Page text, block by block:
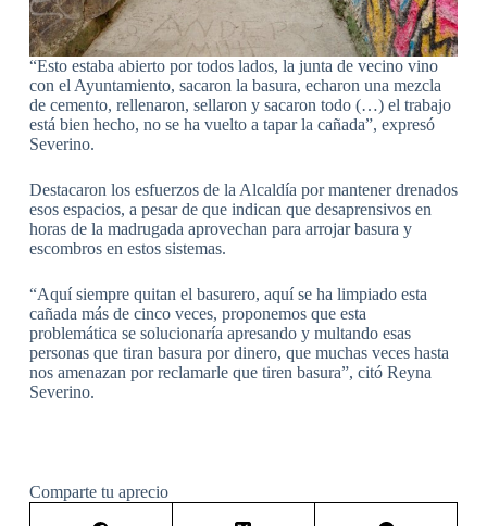
“Esto estaba abierto por todos lados, la junta de vecino vino
con el Ayuntamiento, sacaron la basura, echaron una mezcla
de cemento, rellenaron, sellaron y sacaron todo (…) el trabajo
está bien hecho, no se ha vuelto a tapar la cañada”, expresó
Severino.
Destacaron los esfuerzos de la Alcaldía por mantener drenados
esos espacios, a pesar de que indican que desaprensivos en
horas de la madrugada aprovechan para arrojar basura y
escombros en estos sistemas.
“Aquí siempre quitan el basurero, aquí se ha limpiado esta
cañada más de cinco veces, proponemos que esta
problemática se solucionaría apresando y multando esas
personas que tiran basura por dinero, que muchas veces hasta
nos amenazan por reclamarle que tiren basura”, citó Reyna
Severino.
Comparte tu aprecio